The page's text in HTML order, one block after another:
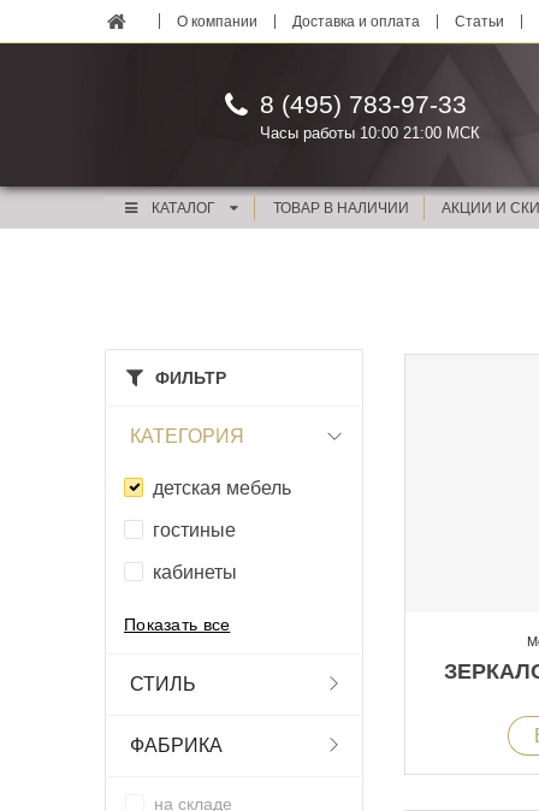
О компании Доставка и оплата Статьи
8 (495) 783-97-33
Часы работы 10:00 21:00 МСК
КАТАЛОГ ТОВАР В НАЛИЧИИ АКЦИИ И
ФИЛЬТР
КАТЕГОРИЯ
детская мебель
гостиные
кабинеты
Показать все
СТИЛЬ
ФАБРИКА
на складе